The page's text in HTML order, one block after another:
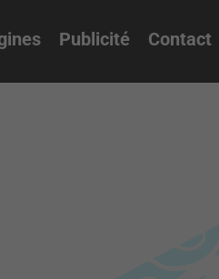
Publicité Contact